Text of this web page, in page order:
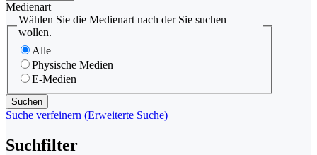
Medienart
Wählen Sie die Medienart nach der Sie suchen
wollen.
Alle
Physische Medien
E-Medien
Suche verfeinern (Erweiterte Suche)
Suchfilter